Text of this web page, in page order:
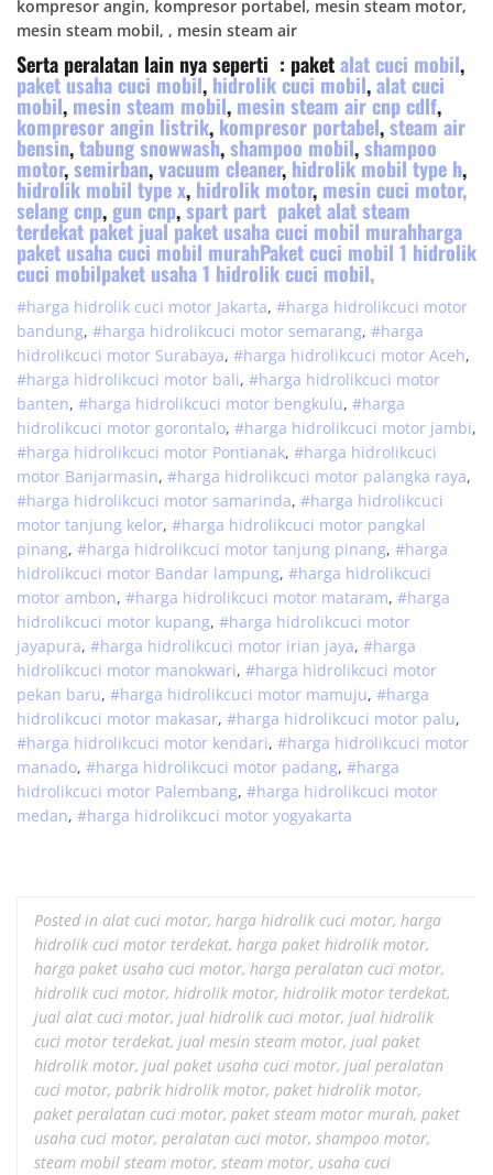
kompresor angin, kompresor portabel, mesin steam motor,
mesin steam mobil, , mesin steam air
Serta peralatan lain nya seperti : paketalat cuci mobil,
paket usaha cuci mobil, hidrolik cuci mobil,alat cuci
mobil, mesin steam mobil, mesin steam air cnp cdlf,
kompresor angin listrik, kompresor portabel,steam air
bensin,tabung snowwash,shampoo mobil,shampoo
motor,semirban,vacuum cleaner, hidrolik mobil type h,
hidrolik mobil type x, hidrolik motor, mesin cuci motor,
selang cnp, gun cnp,spart part paket alat steam
terdekat paket jual paket usaha cuci mobil murahharga
paket usaha cuci mobil murahPaket cuci mobil 1 hidrolik
cuci mobilpaket usaha 1 hidrolik cuci mobil,
#harga hidrolik cuci motor Jakarta, #harga hidrolikcuci motor
bandung, #harga hidrolikcuci motor semarang, #harga
hidrolikcuci motor Surabaya, #harga hidrolikcuci motor Aceh,
#harga hidrolikcuci motor bali, #harga hidrolikcuci motor
banten, #harga hidrolikcuci motor bengkulu, #harga
hidrolikcuci motor gorontalo, #harga hidrolikcuci motor jambi,
#harga hidrolikcuci motor Pontianak, #harga hidrolikcuci
motor Banjarmasin, #harga hidrolikcuci motor palangka raya,
#harga hidrolikcuci motor samarinda, #harga hidrolikcuci
motor tanjung kelor, #harga hidrolikcuci motor pangkal
pinang, #harga hidrolikcuci motor tanjung pinang, #harga
hidrolikcuci motor Bandar lampung, #harga hidrolikcuci
motor ambon, #harga hidrolikcuci motor mataram, #harga
hidrolikcuci motor kupang, #harga hidrolikcuci motor
jayapura, #harga hidrolikcuci motor irian jaya, #harga
hidrolikcuci motor manokwari, #harga hidrolikcuci motor
pekan baru, #harga hidrolikcuci motor mamuju, #harga
hidrolikcuci motor makasar, #harga hidrolikcuci motor palu,
#harga hidrolikcuci motor kendari, #harga hidrolikcuci motor
manado, #harga hidrolikcuci motor padang, #harga
hidrolikcuci motor Palembang, #harga hidrolikcuci motor
medan, #harga hidrolikcuci motor yogyakarta
Posted in alat cuci motor, harga hidrolik cuci motor, harga
hidrolik cuci motor terdekat, harga paket hidrolik motor,
harga paket usaha cuci motor, harga peralatan cuci motor,
hidrolik cuci motor, hidrolik motor, hidrolik motor terdekat,
jual alat cuci motor, jual hidrolik cuci motor, jual hidrolik
cuci motor terdekat, jual mesin steam motor, jual paket
hidrolik motor, jual paket usaha cuci motor, jual peralatan
cuci motor, pabrik hidrolik motor, paket hidrolik motor,
paket peralatan cuci motor, paket steam motor murah, paket
usaha cuci motor, peralatan cuci motor, shampoo motor,
steam mobil steam motor, steam motor, usaha cuci